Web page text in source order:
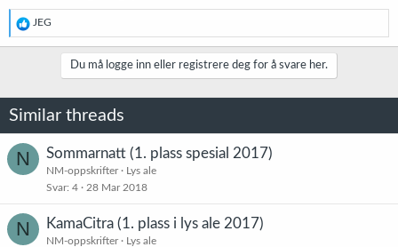
R
e
a
n
e
r
JEG
Du må logge inn eller registrere deg for å svare her.
Similar threads
N Sommarnatt (1. plass spesial 2017)
NM-oppskrifter
Lys ale
Svar 4 28 Mar 2018
N KamaCitra (1. plass i lys ale 2017)
NM-oppskrifter
Lys ale